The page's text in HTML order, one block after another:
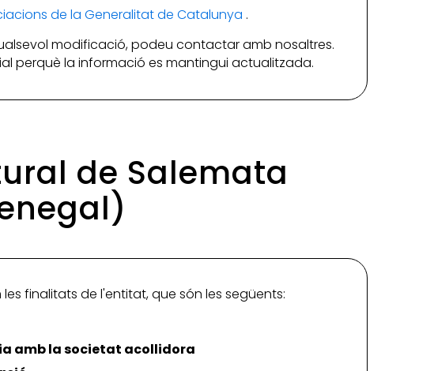
de la Generalitat de Catalunya .
modificació, podeu contactar amb nosaltres.
perquè la informació es mantingui actualitzada.
de Salemata
finalitats de l'entitat, que són les següents:
amb la societat acollidora